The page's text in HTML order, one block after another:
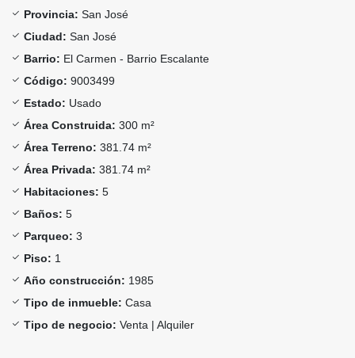
Provincia: San José
Ciudad: San José
Barrio: El Carmen - Barrio Escalante
Código: 9003499
Estado: Usado
Área Construida: 300 m²
Área Terreno: 381.74 m²
Área Privada: 381.74 m²
Habitaciones: 5
Baños: 5
Parqueo: 3
Piso: 1
Año construcción: 1985
Tipo de inmueble: Casa
Tipo de negocio: Venta | Alquiler